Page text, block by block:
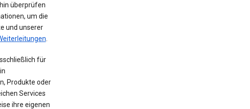
überprüfen
um die
und unserer
für
Produkte oder
Services
ihre eigenen